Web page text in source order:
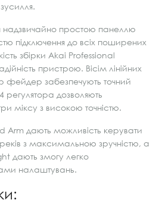
надзвичайно простою панеллю
підключення до всіх поширених
збірки Akai Professional
пристрою. Вісім лінійних
фейдер забезпечують точний
регулятора дозволяють
міксу з високою точністю.
Arm дають можливість керувати
з максимальною зручністю, а
дають змогу легко
налаштувань.